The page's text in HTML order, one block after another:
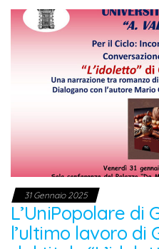
31 Gennaio 2025
L’UniPopolare di
l’ultimo lavoro di